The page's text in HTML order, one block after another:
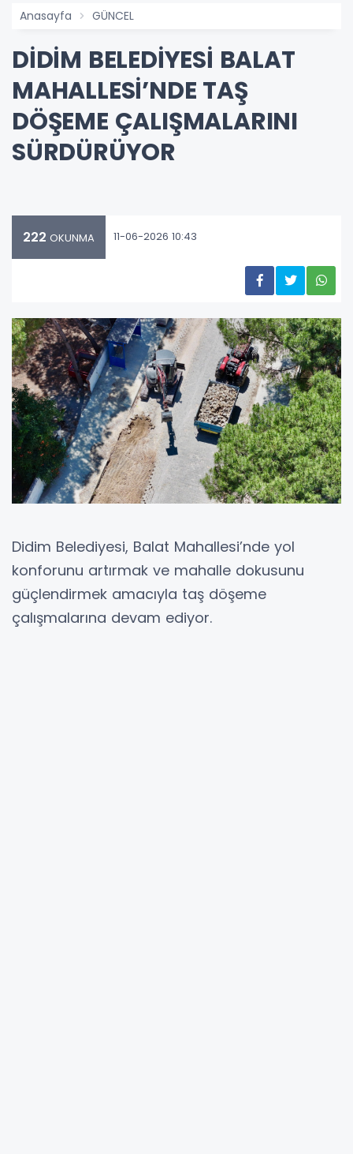
Anasayfa GÜNCEL
DİDİM BELEDİYESİ BALAT
MAHALLESİ’NDE TAŞ
DÖŞEME ÇALIŞMALARINI
SÜRDÜRÜYOR
222 OKUNMA 11-06-2026 10:43
Didim Belediyesi, Balat Mahallesi’nde yol
konforunu artırmak ve mahalle dokusunu
güçlendirmek amacıyla taş döşeme
çalışmalarına devam ediyor.